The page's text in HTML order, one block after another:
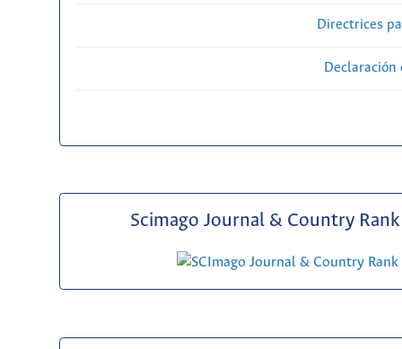
Directrices
Scimago Journal & Country Rank